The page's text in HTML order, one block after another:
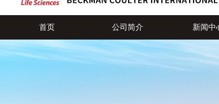
首页 公司简介 新闻中